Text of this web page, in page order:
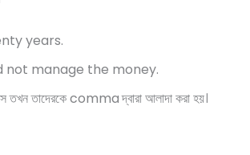
years.
not manage the money.
তখন তাদেরকে commaদ্বারা আলাদা করা হয়।